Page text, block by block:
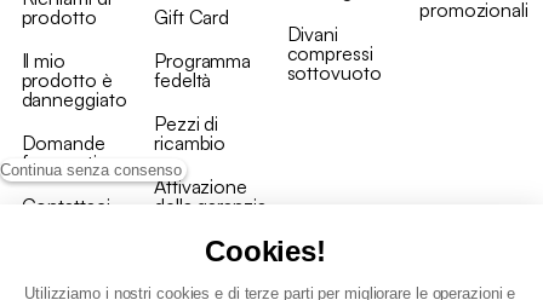
Continua senza consenso
Cookies!
Utilizziamo i nostri cookies e di terze parti per migliorare le operazioni e
prodotto
Il mio
prodotto è
danneggiato
Domande
frequenti
Contattaci
Gift Card
Programma
fedeltà
Pezzi di
ricambio
Attivazione
della garanzia
Divani
compressi
sottovuoto
promozionali